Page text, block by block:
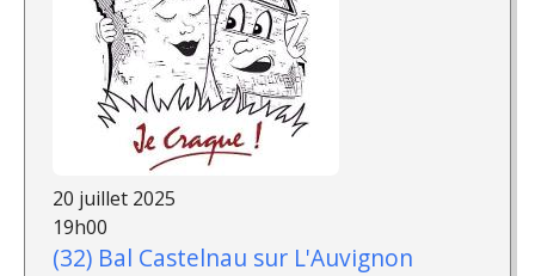
20 juillet 2025
19h00
(32) Bal Castelnau sur L'Auvignon